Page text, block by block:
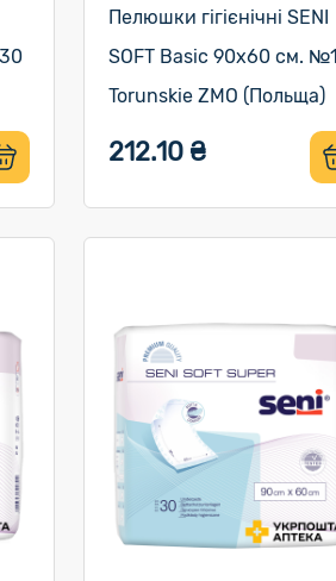
Пелюшки гігієнічні SENI
SOFT Basic 90х60 см.
Torunskie ZMO (Польща)
212.10 ₴